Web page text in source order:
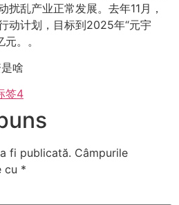
扰乱产业正常发展。去年11月，
动计划，目标到2025年“元宇
。。
啥
签4
fi publicată. Câmpurile
cu *